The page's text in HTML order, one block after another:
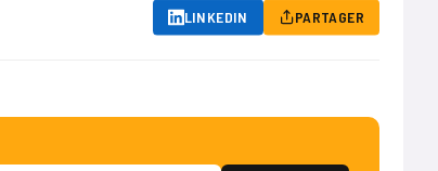
LINKEDIN PARTAGER